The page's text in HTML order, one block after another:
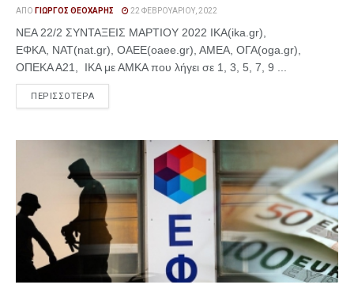
ΑΠΌ ΓΙΏΡΓΟΣ ΘΕΟΧΆΡΗΣ 22 ΦΕΒΡΟΥΑΡΊΟΥ, 2022
ΝΕΑ 22/2 ΣΥΝΤΑΞΕΙΣ ΜΑΡΤΙΟΥ 2022 ΙΚΑ(ika.gr),
ΕΦΚΑ, ΝΑΤ(nat.gr), ΟΑΕΕ(oaee.gr), ΑΜΕΑ, ΟΓΑ(oga.gr),
ΟΠΕΚΑ Α21, ΙΚΑ με ΑΜΚΑ που λήγει σε 1, 3, 5, 7, 9 ...
ΠΕΡΙΣΣΟΤΕΡΑ